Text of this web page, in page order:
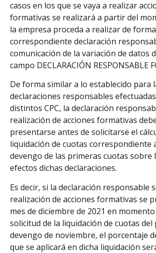
casos en los que se vaya a realizar
formativas se realizará a partir del
la empresa proceda a realizar de
correspondiente declaración
comunicación de la variación de datos
campo DECLARACIÓN RESPONSABLE
De forma similar a lo establecido para
declaraciones responsables
distintos CPC, la declaración
realización de acciones formativas
presentarse antes de solicitarse el
liquidación de cuotas correspondiente
devengo de las primeras cuotas sobre
efectos dichas declaraciones.
Es decir, si la declaración responsable
realización de acciones formativas se
mes de diciembre de 2021 en
solicitud de la liquidación de cuotas del
devengo de noviembre, el porcentaje
que se aplicará en dicha liquidación